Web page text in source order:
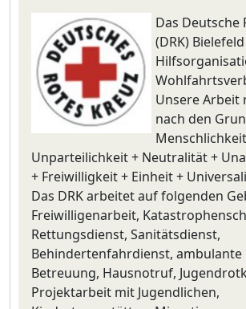
Das Deutsche
(DRK)
Unsere Arbeit
nach den
Unparteilichkeit + Neutralität +
+ Freiwilligkeit + Einheit +
Das DRK arbeitet auf folgenden
Freiwilligenarbeit,
Rettungsdienst, Sanitätsdienst,
Behindertenfahrdienst, ambulante
Betreuung, Hausnotruf,
Projektarbeit mit Jugendlichen,